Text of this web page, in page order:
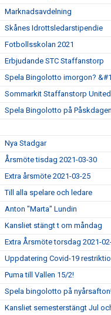
Marknadsavdelning
Skånes Idrottsledarstipendie
Fotbollsskolan 2021
Erbjudande STC Staffanstorp
Spela Bingolotto imorgon?
Sommarkit Staffanstorp
Spela Bingolotto på
Nya Stadgar
Årsmöte tisdag 2021-03-30
Extra årsmöte 2021-03-25
Till alla spelare och ledare
Anton "Marta" Lundin
Kansliet stängt t om måndag
Extra Årsmöte torsdag 2021-
Uppdatering Covid-19
Puma till Vallen 15/2!
Spela bingolotto på
Kansliet semesterstängt Jul